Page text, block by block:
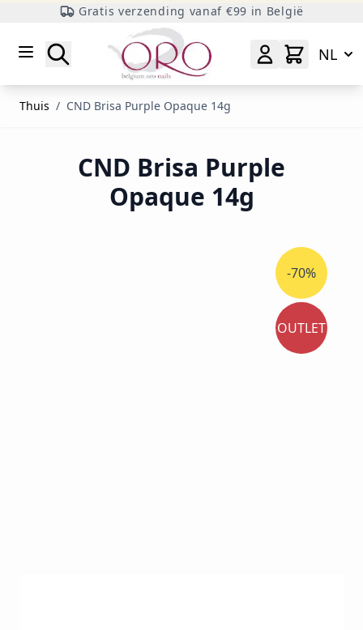
Gratis verzending vanaf €99 in België
Zoeken
NL
Thuis / CND Brisa Purple Opaque 14g
CND Brisa Purple
Opaque 14g
-70%
OUTLET